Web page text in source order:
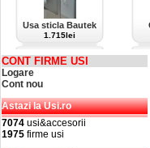
Usa sticla Bautek
1.715lei
CONT FIRME USI
Logare
Cont nou
Astazi la Usi.ro
7074 usi&accesorii
1975 firme usi